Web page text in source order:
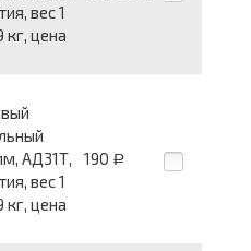
вес 1
кг, цена
АД31Т,
вес 1
кг, цена
190 Р